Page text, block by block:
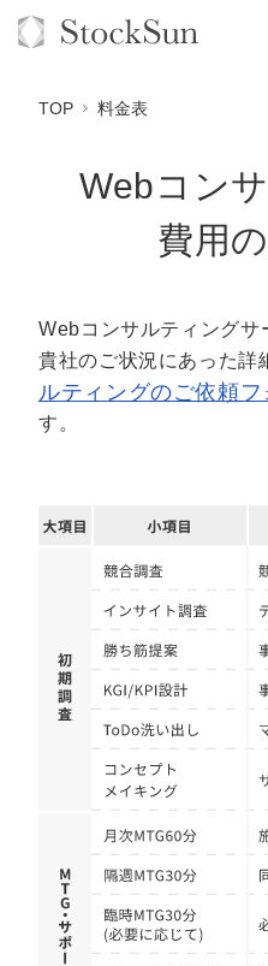
コンサルタント一覧
品質ガイドライン
社内コンペ
定額制Webマーケティング
ん』
定額制営業代行『カリトル
営業改善特化の動画制作『
定額LINE運用代行『LINE
オリジナルサービス
格安でAI導入支援『あいのり
拡散付1日密着動画制作『ま
実績
お役立ち資料
オンラインサロン
StockSun道場
道場TOP
YouTubeディレクター
年収エージェント
会社概要・役員紹介
ミッション・ビジョン・バリ
代表メッセージ（岩野圭佑）
取締役メッセージ（株本祐己）
認定パートナー
動画ディレクター
営業
TOP 料金表
Webコン
費用
Webコンサルティングサ
貴社のご状況にあった詳
ルティングのご依頼フ
す。